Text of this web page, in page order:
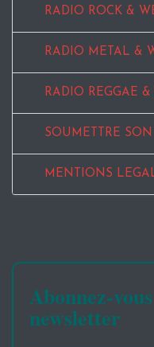
RADIO ROCK &
RADIO METAL &
RADIO REGGAE
SOUMETTRE SON
MENTIONS
Abonnez-
newsletter